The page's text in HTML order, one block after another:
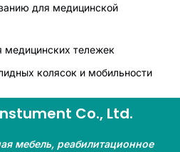
для медицинской
медицинских тележек
колясок и мобильности
Co., Ltd.
мебель, реабилитационное